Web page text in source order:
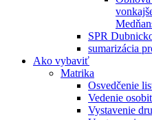
SPR
sumarizácia
Ako vybaviť
Matrika
Osvedčenie
Vedenie
Vystavenie